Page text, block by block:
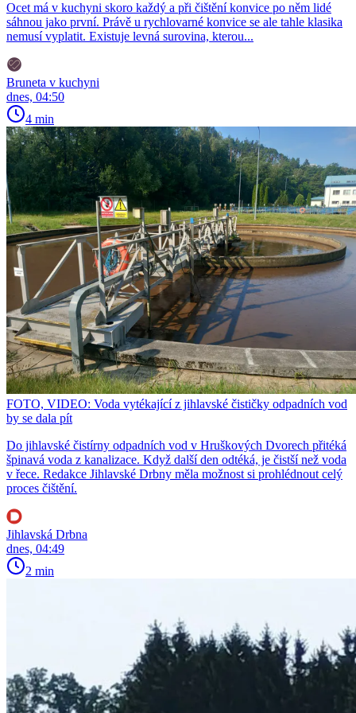
Ocet má v kuchyni skoro každý a při čištění konvice po něm lidé
sáhnou jako první. Právě u rychlovarné konvice se ale tahle klasika
nemusí vyplatit. Existuje levná surovina, kterou...
Bruneta v kuchyni
dnes, 04:50
4 min
FOTO, VIDEO: Voda vytékající z jihlavské čističky odpadních vod
by se dala pít
Do jihlavské čistírny odpadních vod v Hruškových Dvorech přitéká
špinavá voda z kanalizace. Když další den odtéká, je čistší než voda
v řece. Redakce Jihlavské Drbny měla možnost si prohlédnout celý
proces čištění.
Jihlavská Drbna
dnes, 04:49
2 min